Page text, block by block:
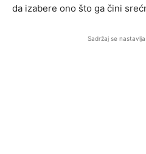
da izabere ono što ga čini
Sadržaj se